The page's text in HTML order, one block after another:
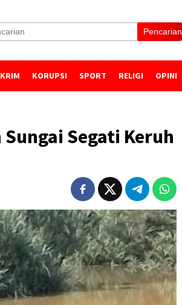
Pencarian
KORUPSI SPORT RELIGI OPINI
Segati Keruh